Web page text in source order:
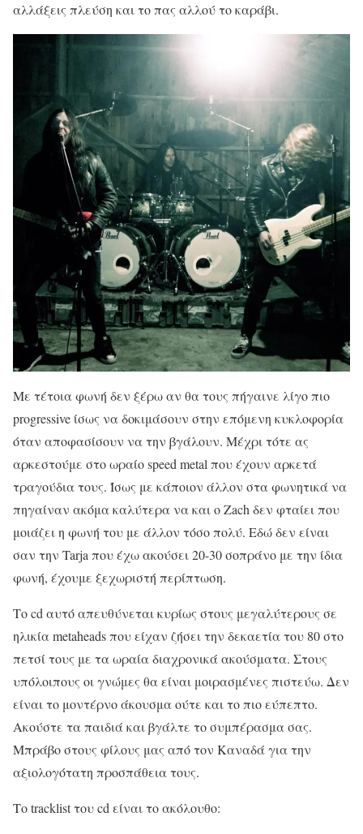
αλλάξεις πλεύση και το πας αλλού το καράβι.
Με τέτοια φωνή δεν ξέρω αν θα τους πήγαινε λίγο πιο
progressive ίσως να δοκιμάσουν στην επόμενη κυκλοφορία
όταν αποφασίσουν να την βγάλουν. Μέχρι τότε ας
αρκεστούμε στο ωραίο speed metal που έχουν αρκετά
τραγούδια τους. Ίσως με κάποιον άλλον στα φωνητικά να
πηγαίναν ακόμα καλύτερα να και ο Zach δεν φταίει που
μοιάζει η φωνή του με άλλον τόσο πολύ. Εδώ δεν είναι
σαν την Tarja που έχω ακούσει 20-30 σοπράνο με την ίδια
φωνή, έχουμε ξεχωριστή περίπτωση.
Το cd αυτό απευθύνεται κυρίως στους μεγαλύτερους σε
ηλικία metaheads που είχαν ζήσει την δεκαετία του 80 στο
πετσί τους με τα ωραία διαχρονικά ακούσματα. Στους
υπόλοιπους οι γνώμες θα είναι μοιρασμένες πιστεύω. Δεν
είναι το μοντέρνο άκουσμα ούτε και το πιο εύπεπτο.
Ακούστε τα παιδιά και βγάλτε το συμπέρασμα σας.
Μπράβο στους φίλους μας από τον Καναδά για την
αξιολογότατη προσπάθεια τους.
Το tracklist του cd είναι το ακόλουθο: